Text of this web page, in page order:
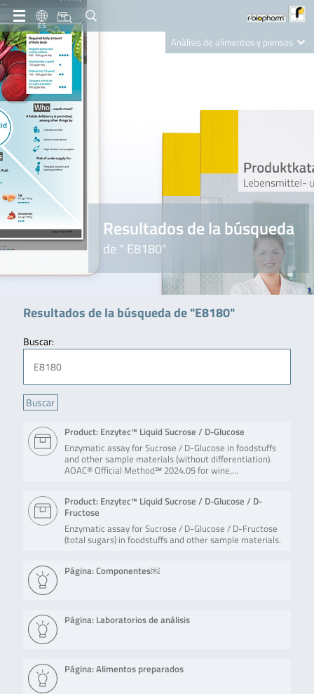
ES
Análisis de alimentos y piensos
Nutrition Care
Resultados de la búsqueda
de " E8180"
Resultados de la búsqueda de "E8180"
Buscar:
Product: Enzytec™ Liquid Sucrose / D-Glucose
Enzymatic assay for Sucrose / D-Glucose in foodstuffs
and other sample materials (without differentiation).
AOAC® Official Method℠ 2024.05 for wine,…
Product: Enzytec™ Liquid Sucrose / D-Glucose / D-
Fructose
Enzymatic assay for Sucrose / D-Glucose / D-Fructose
(total sugars) in foodstuffs and other sample materials.
Página: Componentes￼
Página: Laboratorios de análisis
Página: Alimentos preparados